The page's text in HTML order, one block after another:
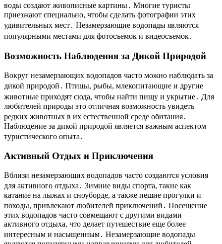
воды создают живописные картины․ Многие туристы
приезжают специально, чтобы сделать фотографии этих
удивительных мест․ Незамерзающие водопады являются
популярными местами для фотосъемок и видеосъемок․
Возможность Наблюдения за Дикой Природой
Вокруг незамерзающих водопадов часто можно наблюдать за
дикой природой․ Птицы, рыбы, млекопитающие и другие
животные приходят сюда, чтобы найти пищу и укрытие․ Для
любителей природы это отличная возможность увидеть
редких животных в их естественной среде обитания․
Наблюдение за дикой природой является важным аспектом
туристического опыта․
Активный Отдых и Приключения
Вблизи незамерзающих водопадов часто создаются условия
для активного отдыха․ Зимние виды спорта, такие как
катание на лыжах и сноуборде, а также пешие прогулки и
походы, привлекают любителей приключений․ Посещение
этих водопадов часто совмещают с другими видами
активного отдыха, что делает путешествие еще более
интересным и насыщенным․ Незамерзающие водопады